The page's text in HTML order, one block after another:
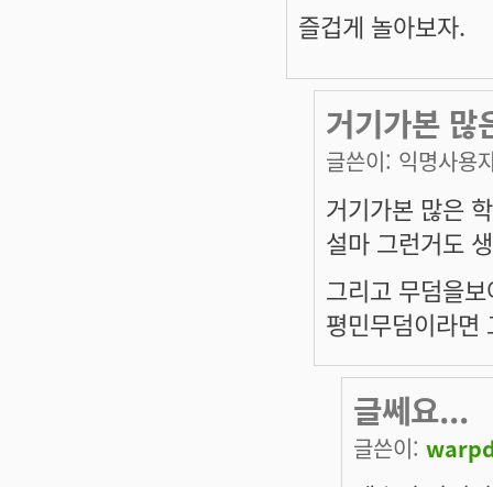
즐겁게 놀아보자.
거기가본 많
글쓴이: 익명사용
거기가본 많은
설마 그런거도
그리고 무덤을
평민무덤이라면
글쎄요...
글쓴이: